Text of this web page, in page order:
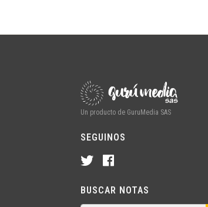
Un producto de GuruMedia SAS
SEGUINOS
BUSCAR NOTAS